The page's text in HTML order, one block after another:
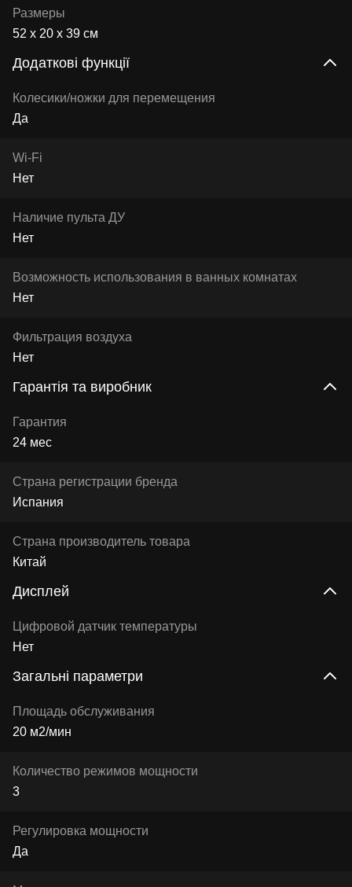
Размеры
52 x 20 x 39 см
Додаткові функції
Колесики/ножки для перемещения
Да
Wi-Fi
Нет
Наличие пульта ДУ
Нет
Возможность использования в ванных комнатах
Нет
Фильтрация воздуха
Нет
Гарантія та виробник
Гарантия
24 мес
Страна регистрации бренда
Испания
Страна производитель товара
Китай
Дисплей
Цифровой датчик температуры
Нет
Загальні параметри
Площадь обслуживания
20 м2/мин
Количество режимов мощности
3
Регулировка мощности
Да